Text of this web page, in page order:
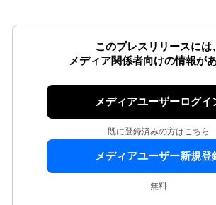
このプレスリリースには、
メディア関係者向けの情報が
メディアユーザーログイ
既に登録済みの方はこちら
メディアユーザー新規登
無料